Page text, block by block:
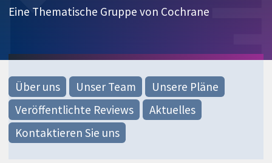
Eine Thematische Gruppe von Cochrane
Über uns Unser Team
Unsere Pläne
Veröffentlichte Reviews
Aktuelles
Kontaktieren Sie uns